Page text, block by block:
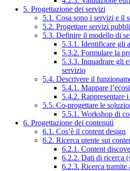
5. Progettazione dei servizi
5.1. Cosa sono i servizi e il
5.2. Progettare servizi
5.3. Definire il modello di
5.3.1. Identificare gli
5.3.2. Formulare la
5.3.3. Inquadrare gli
servizio
5.4. Descrivere il
5.4.1. Mappare
5.4.2. Rappresentare
5.5. Co-progettare le
5.5.1. Workshop di
6. Progettazione dei contenuti
6.1. Cos’è il content design
6.2. Ricerca utente sui
6.2.1. Content
6.2.2. Dati di ricerca
6.2.3. Ricerca tramite